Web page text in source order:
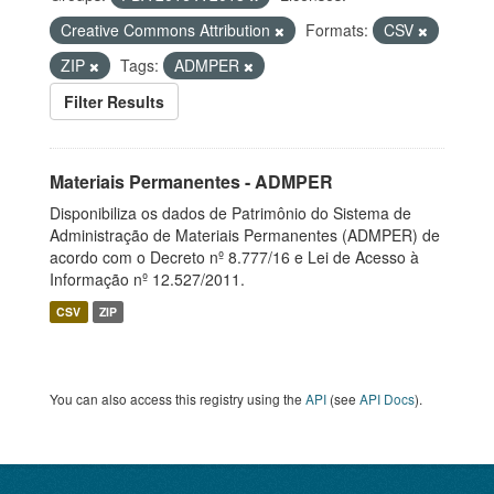
Creative Commons Attribution
Formats:
CSV
ZIP
Tags:
ADMPER
Filter Results
Materiais Permanentes - ADMPER
Disponibiliza os dados de Patrimônio do Sistema de
Administração de Materiais Permanentes (ADMPER) de
acordo com o Decreto nº 8.777/16 e Lei de Acesso à
Informação nº 12.527/2011.
CSV ZIP
You can also access this registry using the API (see API Docs).